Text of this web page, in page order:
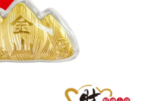
使用額度並採取法律行動。
運費
運費